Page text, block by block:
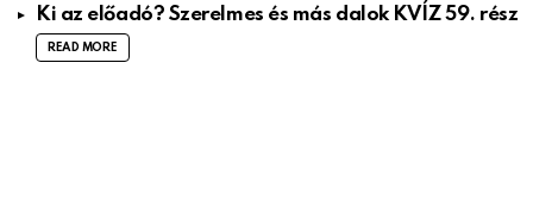
Ki az előadó? Szerelmes és más dalok KVÍZ 59. rész
READ MORE